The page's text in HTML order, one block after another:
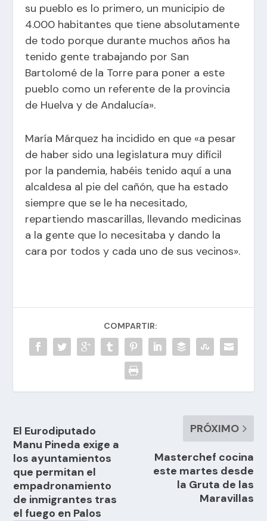
su pueblo es lo primero, un municipio de
4.000 habitantes que tiene absolutamente
de todo porque durante muchos años ha
tenido gente trabajando por San
Bartolomé de la Torre para poner a este
pueblo como un referente de la provincia
de Huelva y de Andalucía».
María Márquez ha incidido en que «a pesar
de haber sido una legislatura muy difícil
por la pandemia, habéis tenido aquí a una
alcaldesa al pie del cañón, que ha estado
siempre que se le ha necesitado,
repartiendo mascarillas, llevando medicinas
a la gente que lo necesitaba y dando la
cara por todos y cada uno de sus vecinos».
COMPARTIR:
El Eurodiputado
Manu Pineda exige a
los ayuntamientos
que permitan el
empadronamiento
de inmigrantes tras
el fuego en Palos
PRÓXIMO
Masterchef cocina
este martes desde
la Gruta de las
Maravillas